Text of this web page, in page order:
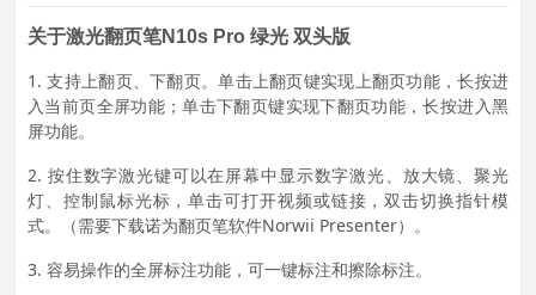
关于激光翻页笔N10s Pro 绿光 双头版
1.支持上翻页、下翻页。单击上翻页键实现上翻页功能，长按进
入当前页全屏功能；单击下翻页键实现下翻页功能，长按进入黑
屏功能。
2. 按住数字激光键可以在屏幕中显示数字激光、放大镜、聚光
灯、控制鼠标光标，单击可打开视频或链接，双击切换指针模
式。（需要下载诺为翻页笔软件Norwii Presenter）。
3. 容易操作的全屏标注功能，可一键标注和擦除标注。